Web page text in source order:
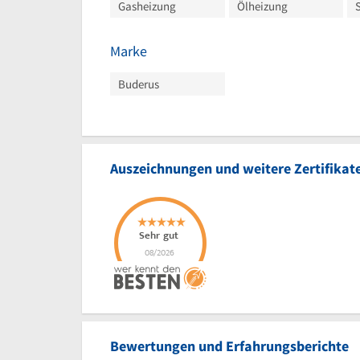
Gasheizung Ölheizung
Marke
Buderus
Auszeichnungen und weitere
Bewertungen und Erfahrungsberichte